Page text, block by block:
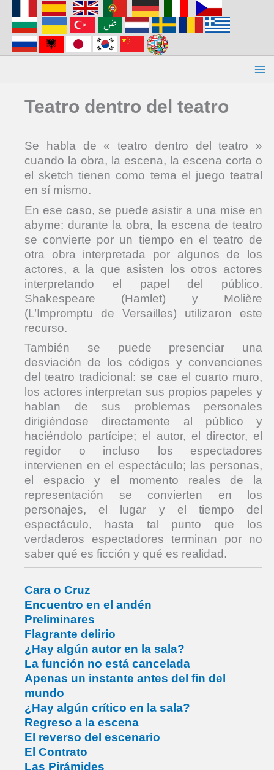
contenu
Teatro dentro del teatro
Se habla de « teatro dentro del teatro »
cuando la obra, la escena, la escena corta o
el sketch tienen como tema el juego teatral
en sí mismo.
En ese caso, se puede asistir a una mise en
abyme: durante la obra, la escena de teatro
se convierte por un tiempo en el teatro de
otra obra interpretada por algunos de los
actores, a la que asisten los otros actores
interpretando el papel del público.
Shakespeare (Hamlet) y Molière
(L’Impromptu de Versailles) utilizaron este
recurso.
También se puede presenciar una
desviación de los códigos y convenciones
del teatro tradicional: se cae el cuarto muro,
los actores interpretan sus propios papeles y
hablan de sus problemas personales
dirigiéndose directamente al público y
haciéndolo partícipe; el autor, el director, el
regidor o incluso los espectadores
intervienen en el espectáculo; las personas,
el espacio y el momento reales de la
representación se convierten en los
personajes, el lugar y el tiempo del
espectáculo, hasta tal punto que los
verdaderos espectadores terminan por no
saber qué es ficción y qué es realidad.
Cara o Cruz
Encuentro en el andén
Preliminares
Flagrante delirio
¿Hay algún autor en la sala?
La función no está cancelada
Apenas un instante antes del fin del
mundo
¿Hay algún crítico en la sala?
Regreso a la escena
El reverso del escenario
El Contrato
Las Pirámides